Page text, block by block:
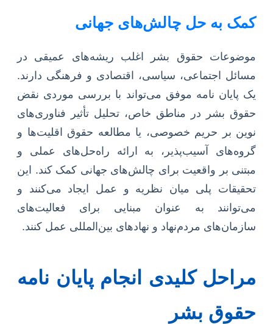
کمک به حل چالش‌های جهانی
موضوعات حقوق بشر اغلب ریشه‌های عمیقی در
مسائل اجتماعی، سیاسی، اقتصادی و فرهنگی دارند.
یک پایان نامه موفق می‌تواند با بررسی موردی نقض
حقوق بشر در مناطق خاص، تحلیل تأثیر فناوری‌های
نوین بر حریم خصوصی، یا مطالعه حقوق اقلیت‌ها و
گروه‌های آسیب‌پذیر، به ارائه راه‌حل‌های عملی و
مبتنی بر واقعیت برای چالش‌های جهانی کمک کند. این
تحقیقات پلی میان نظریه و عمل ایجاد می‌کنند و
می‌توانند به عنوان مبنایی برای فعالیت‌های
سازمان‌های مردم‌نهاد و نهادهای بین‌المللی عمل کنند.
مراحل کلیدی انجام پایان نامه
حقوق بشر